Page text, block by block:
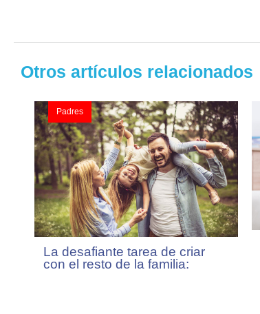
Otros artículos relacionados
Padres
La desafiante tarea de criar
con el resto de la familia: